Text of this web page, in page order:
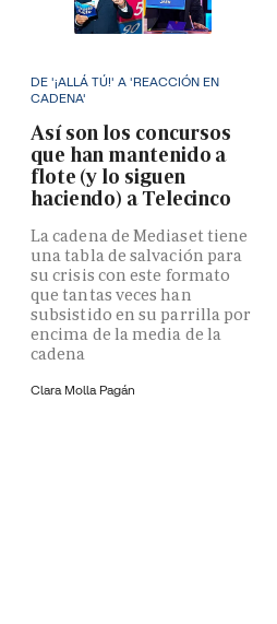
DE '¡ALLÁ TÚ!' A 'REACCIÓN EN
CADENA'
Así son los concursos
que han mantenido a
flote (y lo siguen
haciendo) a Telecinco
La cadena de Mediaset tiene
una tabla de salvación para
su crisis con este formato
que tantas veces han
subsistido en su parrilla por
encima de la media de la
cadena
Clara Molla Pagán